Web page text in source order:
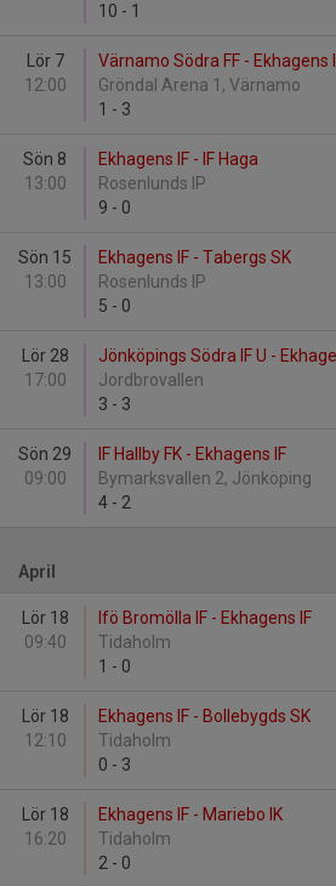
10 - 1
Lör 7
12:00
Värnamo Södra FF - Ekhagens
Gröndal Arena 1, Värnamo
1 - 3
Sön 8
13:00
Ekhagens IF - IF Haga
Rosenlunds IP
9 - 0
Sön 15
13:00
Ekhagens IF - Tabergs SK
Rosenlunds IP
5 - 0
Lör 28
17:00
Jönköpings Södra IF U -
Jordbrovallen
3 - 3
Sön 29
09:00
IF Hallby FK - Ekhagens IF
Bymarksvallen 2, Jönköping
4 - 2
April
Lör 18
09:40
Ifö Bromölla IF - Ekhagens IF
Tidaholm
1 - 0
Lör 18
12:10
Ekhagens IF - Bollebygds SK
Tidaholm
0 - 3
Lör 18
16:20
Ekhagens IF - Mariebo IK
Tidaholm
2 - 0